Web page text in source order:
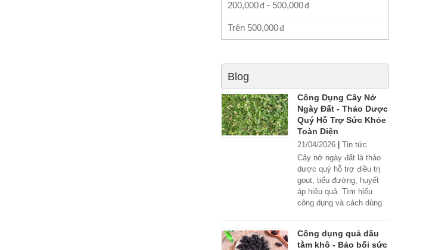
200,000 - 500,000
Trên 500,000
Blog
Công Dụng Cây Nở
Ngày Đất - Thảo Dược
Quý Hỗ Trợ Sức Khỏe
Toàn Diện
21/04/2026
Tin tức
Cây nở ngày đất là thảo
dược quý hỗ trợ điều trị
gout, tiểu đường, huyết
áp hiệu quả. Tìm hiểu
công dụng và cách dùng
Công dụng quả dâu
tằm khô - Bảo bối sức